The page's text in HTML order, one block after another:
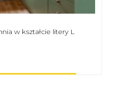
w kształcie litery L